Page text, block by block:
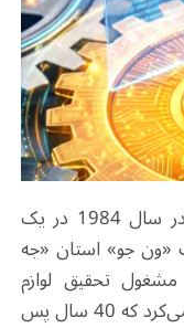
«نان تسون‌هوی» 62 ساله، زمانی که در سال 1984 در یک
«ون جو» استان «جه
تحقیق لوازم
الکتریکی کوچک بود، شاید هرگز تصور نمی‌کرد که 40 سال پس